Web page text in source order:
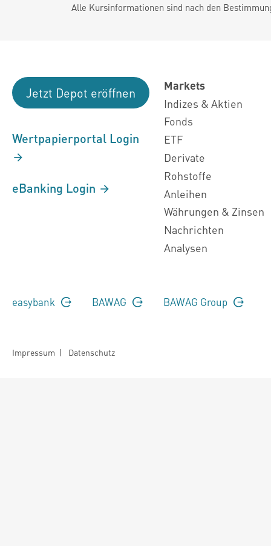
Alle Kursinformationen sind nach den
Jetzt Depot eröffnen
Wertpapierportal Login
eBanking Login
Markets
Indizes & Aktien
Fonds
ETF
Derivate
Rohstoffe
Anleihen
Währungen & Zinsen
Nachrichten
Analysen
easybank BAWAG BAWAG Group
Impressum | Datenschutz